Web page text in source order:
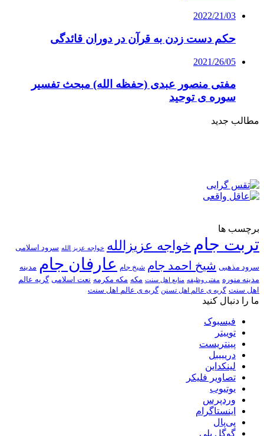
2022/21/03
حکم دست زدن به قرآن در دوران قائدگی
2021/26/05
مفتی منصور عبدی (حفظه الله) مبحث تفسیر
سوره ی توحید
مطالب جدید
برچسب ها
تربت جام خواجه عزیزالله خواجه عزیز الله سرود اسلامی
سرود مذهبی شیخ احمد جام شیخ جام عارفان جام مدینه
مدینه منوره مفتی وظیفه منابع اهل سنت مکه مکه مکرمه نعت اسلامی گریه عالم
اهل سنت گریه ی عالم اهل تسنن گریه ی عالم اهل سنت
ما را دنبال کنید
فیسبوک
توییتر
پینتریست
دریبببل
لینکداین
تصاویر فلیکر
یوتیوب
وردپرس
اینستاگرام
پی‌پال
گوگل پلی